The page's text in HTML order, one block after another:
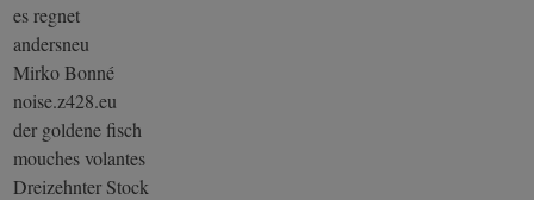
es regnet
andersneu
Mirko Bonné
noise.z428.eu
der goldene fisch
mouches volantes
Dreizehnter Stock